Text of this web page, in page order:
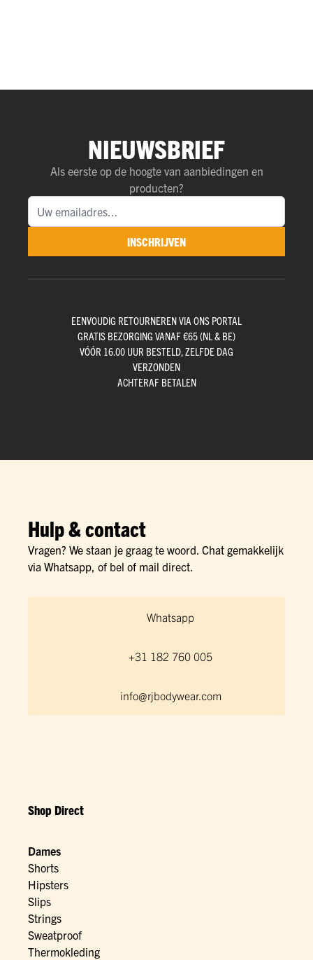
NIEUWSBRIEF
Als eerste op de hoogte van aanbiedingen en
producten?
INSCHRIJVEN
EENVOUDIG RETOURNEREN VIA ONS PORTAL
GRATIS BEZORGING VANAF €65 (NL & BE)
VÓÓR 16.00 UUR BESTELD, ZELFDE DAG
VERZONDEN
ACHTERAF BETALEN
Hulp & contact
Vragen? We staan je graag te woord. Chat gemakkelijk
via Whatsapp, of bel of mail direct.
Whatsapp
+31 182 760 005
info@rjbodywear.com
Shop Direct
Dames
Shorts
Hipsters
Slips
Strings
Sweatproof
Thermokleding